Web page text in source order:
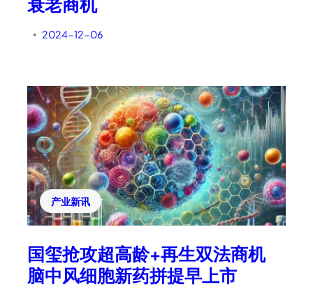
• 2024-12-06
产业新讯
国玺抢攻超高龄+再生双法商机
脑中风细胞新药拼提早上市